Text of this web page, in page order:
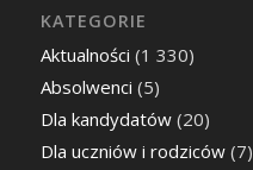
KATEGORIE
Aktualności (1 330)
Absolwenci (5)
Dla kandydatów(20)
Dla uczniów i rodziców(7)